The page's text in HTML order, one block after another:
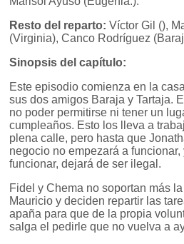
Resto del reparto: Víctor Gil (),
(Virginia), Canco Rodríguez
Sinopsis del capítulo:
Este episodio comienza en la
sus dos amigos Baraja y Tartaja.
no poder permitirse ni tener un
cumpleaños. Esto los lleva a
plena calle, pero hasta que
negocio no empezará a funcionar,
funcionar, dejará de ser ilegal.
Fidel y Chema no soportan más
Mauricio y deciden repartir las
apaña para que de la propia
salga el pedirle que no vuelva a